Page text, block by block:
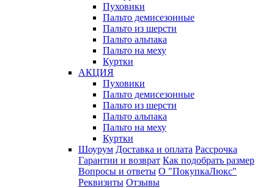
Пуховики
Пальто демисезонные
Пальто из шерсти
Пальто альпака
Пальто на меху
Куртки
АКЦИЯ
Пуховики
Пальто демисезонные
Пальто из шерсти
Пальто альпака
Пальто на меху
Куртки
Шоурум Доставка и оплата Рассрочка
Гарантии и возврат Как подобрать размер
Вопросы и ответы О "ПокупкаЛюкс"
Реквизиты Отзывы